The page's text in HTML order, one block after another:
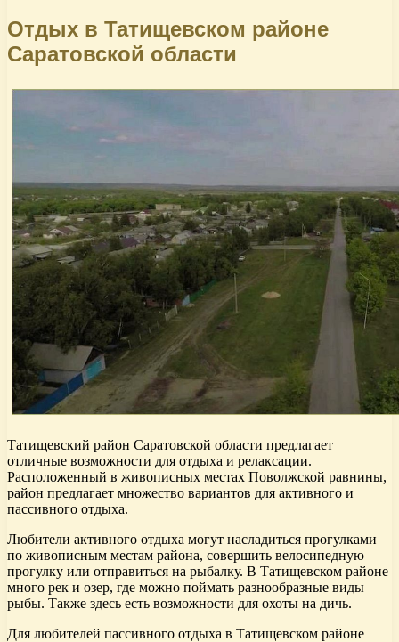
Отдых в Татищевском районе
Саратовской области
Татищевский район Саратовской области предлагает
отличные возможности для отдыха и релаксации.
Расположенный в живописных местах Поволжской равнины,
район предлагает множество вариантов для активного и
пассивного отдыха.
Любители активного отдыха могут насладиться прогулками
по живописным местам района, совершить велосипедную
прогулку или отправиться на рыбалку. В Татищевском районе
много рек и озер, где можно поймать разнообразные виды
рыбы. Также здесь есть возможности для охоты на дичь.
Для любителей пассивного отдыха в Татищевском районе